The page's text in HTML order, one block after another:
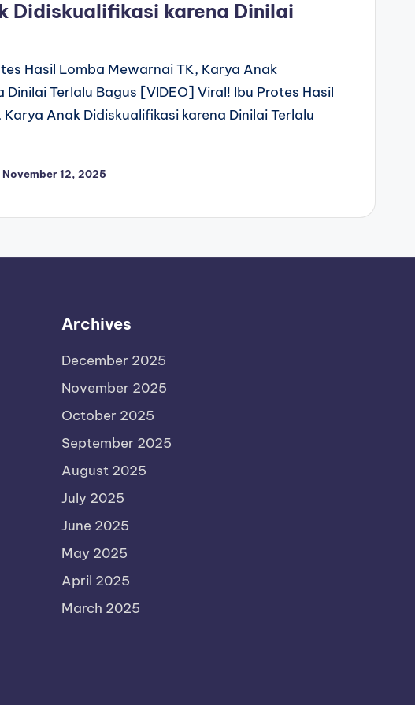
Didiskualifikasi karena Dinilai
Hasil Lomba Mewarnai TK, Karya Anak
Dinilai Terlalu Bagus [VIDEO] Viral! Ibu Protes Hasil
Anak Didiskualifikasi karena Dinilai Terlalu
November 12, 2025
Archives
December 2025
November 2025
October 2025
September 2025
August 2025
July 2025
June 2025
May 2025
April 2025
March 2025